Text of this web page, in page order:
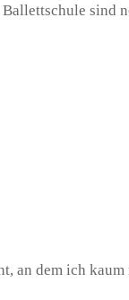
sind
an dem ich